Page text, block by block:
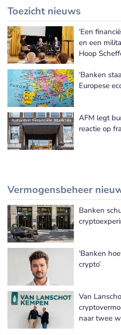
Toezicht nieuws
‘Een
en een
Hoop
‘Banken
Europese
AFM legt
reactie op
Vermogensbeheer
Banken
‘Banken
crypto’
Van
naar twee